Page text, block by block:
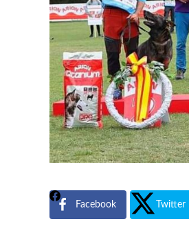
Facebook Twitter